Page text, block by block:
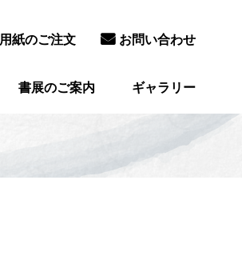
お問い合わせ
用紙のご注文
書展のご案内 ギャラリー